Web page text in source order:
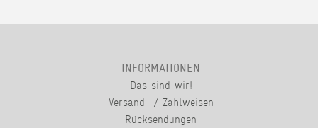
INFORMATIONEN
Das sind wir!
Versand- / Zahlweisen
Rücksendungen